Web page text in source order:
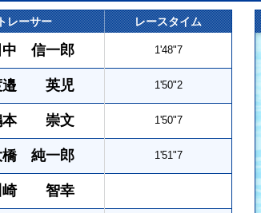
レーサー レースタイム
中 信一郎 1'48"7
邉 英児 1'50"2
本 崇文 1'50"7
橋 純一郎 1'51"7
崎 智幸